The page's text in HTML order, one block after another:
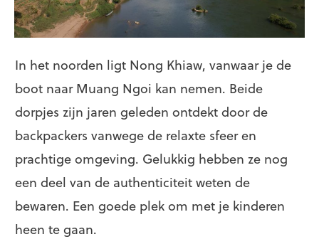
In het noorden ligt Nong Khiaw, vanwaar je de
boot naar Muang Ngoi kan nemen. Beide
dorpjes zijn jaren geleden ontdekt door de
backpackers vanwege de relaxte sfeer en
prachtige omgeving. Gelukkig hebben ze nog
een deel van de authenticiteit weten de
bewaren. Een goede plek om met je kinderen
heen te gaan.